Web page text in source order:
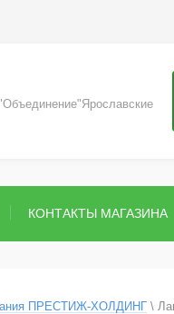
КОНТАКТЫ МАГАЗИНА
ПРЕСТИЖ-ХОЛДИНГ \